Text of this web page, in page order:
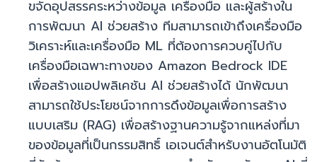
ขจัดอุปสรรคระหว่างข้อมูล เครื่องมือ และผู้สร้างใน
การพัฒนา AI ช่วยสร้าง ทีมสามารถเข้าถึงเครื่องมือ
วิเคราะห์และเครื่องมือ ML ที่ต้องการควบคู่ไปกับ
เครื่องมือเฉพาะทางของ Amazon Bedrock IDE
เพื่อสร้างแอปพลิเคชัน AI ช่วยสร้างได้ นักพัฒนา
สามารถใช้ประโยชน์จากการดึงข้อมูลเพื่อการสร้าง
แบบเสริม (RAG) เพื่อสร้างฐานความรู้จากแหล่งที่มา
ของข้อมูลที่เป็นกรรมสิทธิ์ เอเจนต์สำหรับงานอัตโนมัติ